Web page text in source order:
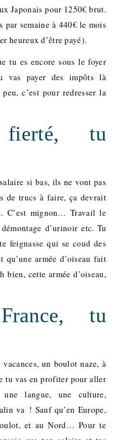
Japonais pour 1250€ brut.
par semaine à 440€ le mois
heureux d’être payé).
tu es encore sous le foyer
vas payer des impôts là
c’est pour redresser la
tu
si bas, ils ne vont pas
de trucs à faire, ça devrait
C’est mignon… Travail le
d’urinoir etc. Tu
feignasse qui se coud des
qu’une armée d’oiseau fait
bien, cette armée d’oiseau,
tu
un boulot naze, à
tu vas en profiter pour aller
une langue, une culture,
va ! Sauf qu’en Europe,
et au Nord… Pour te